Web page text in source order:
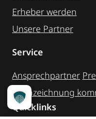
Erheber werden
Unsere Partner
Service
Ansprechpartner
Kennzeichnung
Quicklinks